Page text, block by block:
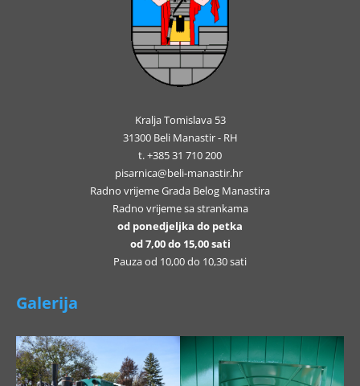
Kralja Tomislava 53
31300 Beli Manastir - RH
t. +385 31 710 200
pisarnica@beli-manastir.hr
Radno vrijeme Grada Belog Manastira
Radno vrijeme sa strankama
od ponedjeljka do petka
od 7,00 do 15,00 sati
Pauza od 10,00 do 10,30 sati
Galerija